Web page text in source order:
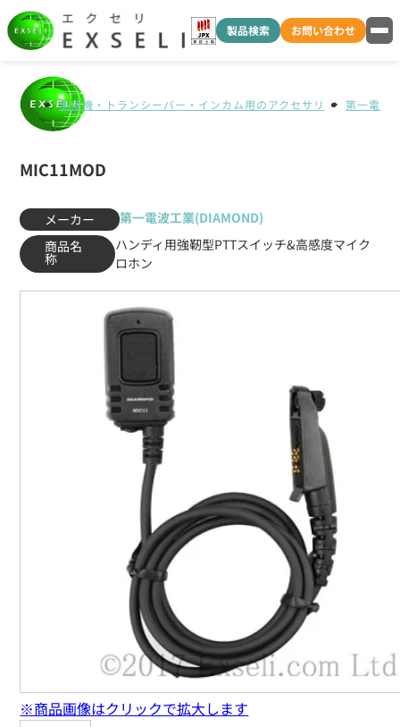
製品検索 お問い合わせ
無線機・トランシーバー・インカム用のアクセサリ 第一電波
MIC11MOD
メーカー
第一電波工業(DIAMOND)
商品名
称
ハンディ用強靭型PTTスイッチ&高感度マイク
ロホン
※商品画像はクリックで拡大します